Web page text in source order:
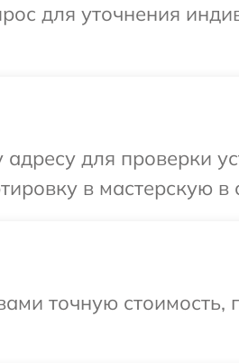
для уточнения
для проверки
в мастерскую в
точную